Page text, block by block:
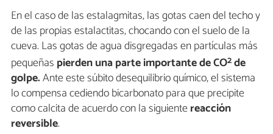
En el caso de las estalagmitas, las gotas caen del techo y
de las propias estalactitas, chocando con el suelo de la
cueva. Las gotas de agua disgregadas en partículas más
pequeñas pierden una parte importante de CO2de
golpe.Ante este súbito desequilibrio químico, el sistema
lo compensa cediendo bicarbonato para que precipite
como calcita de acuerdo con la siguientereacción
reversible.